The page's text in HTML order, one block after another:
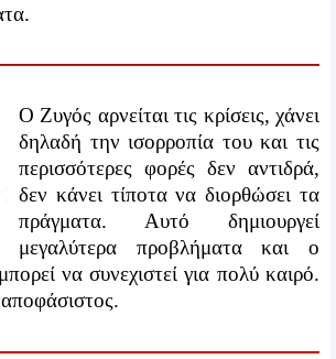
Ο Ζυγός αρνείται τις κρίσεις, χάνει
δηλαδή την ισορροπία του και τις
περισσότερες φορές δεν αντιδρά,
δεν κάνει τίποτα να διορθώσει τα
πράγματα. Αυτό δημιουργεί
μεγαλύτερα προβλήματα και ο
να συνεχιστεί για πολύ καιρό.